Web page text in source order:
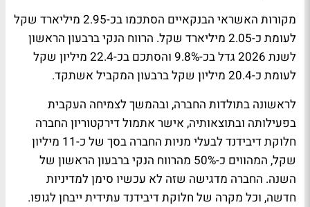
מקורות האשראי הבנקאיים הסתכמו בכ-2.95 מיליארד שקל
לעומת כ-2.05 מיליארד שקל. הרווח הנקי ברבעון הראשון
לשנת 2026 גדל בכ-9.8% והסתכם בכ-22.4 מיליון שקל
לעומת כ-20.4 מיליון שקל ברבעון המקביל אשתקד.
לראשונה בתולדות החברה, ובהמשך לצמיחה העקבית
בפעילותה ובתוצאותיה, אישר אתמול דירקטוריון החברה
חלוקת דיבידנד לבעלי מניות החברה בסך של כ-11 מיליון
שקל, המהווים כ-50% מהרווח הנקי ברבעון הראשון של
השנה. החברה מדגישה שזה לא עכשיו סימן למדיניות
חדשה, וכל מקרה של חלוקת דיבידנד עתידית ייבחן לגופו.